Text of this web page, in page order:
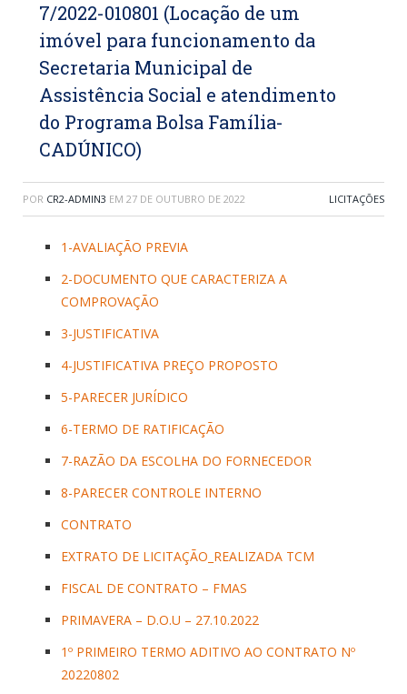
7/2022-010801 (Locação de um
imóvel para funcionamento da
Secretaria Municipal de
Assistência Social e atendimento
do Programa Bolsa Família-
CADÚNICO)
POR CR2-ADMIN3 EM 27 DE OUTUBRO DE 2022 LICITAÇÕES
1-AVALIAÇÃO PREVIA
2-DOCUMENTO QUE CARACTERIZA A
COMPROVAÇÃO
3-JUSTIFICATIVA
4-JUSTIFICATIVA PREÇO PROPOSTO
5-PARECER JURÍDICO
6-TERMO DE RATIFICAÇÃO
7-RAZÃO DA ESCOLHA DO FORNECEDOR
8-PARECER CONTROLE INTERNO
CONTRATO
EXTRATO DE LICITAÇÃO_REALIZADA TCM
FISCAL DE CONTRATO – FMAS
PRIMAVERA – D.O.U – 27.10.2022
1º PRIMEIRO TERMO ADITIVO AO CONTRATO Nº
20220802